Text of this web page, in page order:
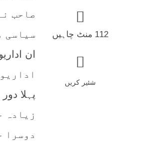
112 منٹ چاہیں
شئیر کریں
صاحب
سیاسی
زیادہ
دوسرا